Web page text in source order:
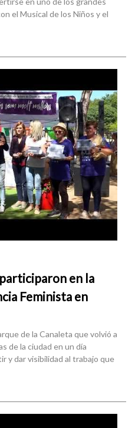
el Musical de los Niños y el
en la
Feminista en
de la Canaleta que volvió a
de la ciudad en un día
y dar visibilidad al trabajo que